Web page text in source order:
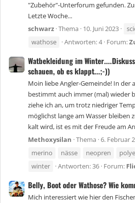
"Zubehör"-Unterforum gefunden.
Letzte Woche...
schwarz Thema 10. Juni 2023
wathose
Antworten: 4 Forum:
Watbekleidung im
schauen, ob es klappt...;-))
Moin liebe Angler-Gemeinde! In der
bestimmt auch immer (mal) wieder
ziehe ich an, um trotz niedriger
möglichst lange am Wasser bleiben
kalt wird, ist es mit der Freude am
Methoxysilan Thema 6. Februar
merino
nässe neopren
winter
Antworten: 36 Forum:
Belly, Boot oder Wathose? Wie
Mich interessiert wie hier den